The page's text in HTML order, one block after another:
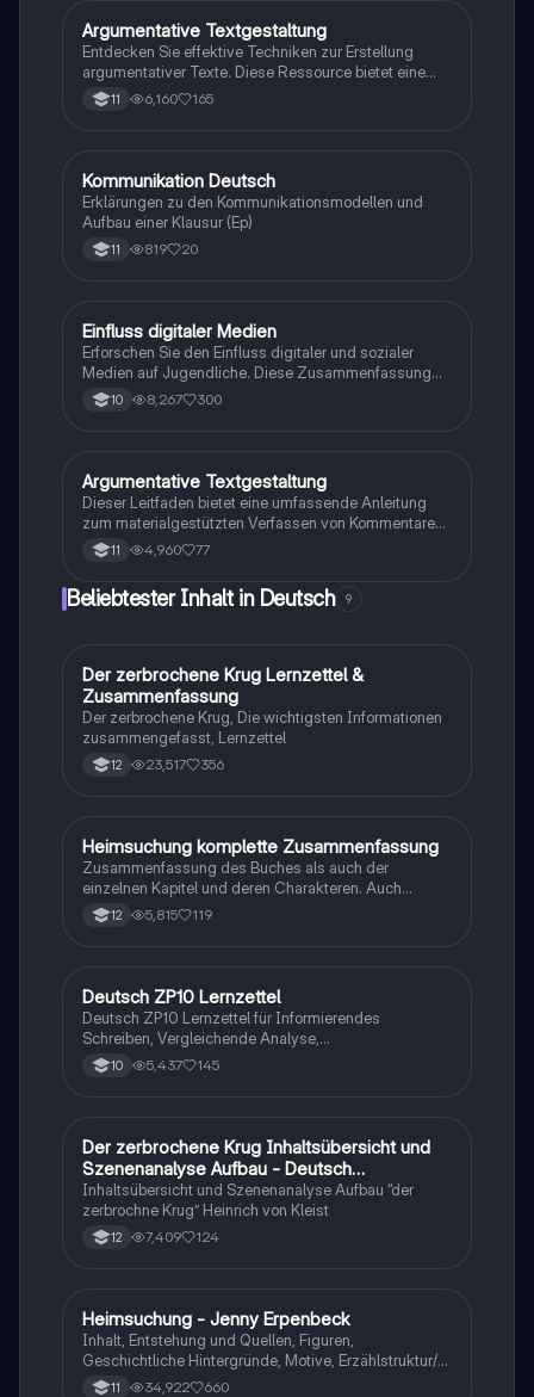
Abiturvorbereitung im Deutsch Leistungskurs.
Deutsch
Argumentative Textgestaltung
Entdecken Sie effektive Techniken zur Erstellung
argumentativer Texte. Diese Ressource bietet eine
umfassende Checkliste, Beispiele für
Argumentationen, Rede- und Kommentarstrukturen
die ihre Fähigkeiten im argumentativen Schreiben
verbessern möchten.
11 6,160 165
Deutsch
Kommunikation Deutsch
Erklärungen zu den Kommunikationsmodellen und
Aufbau einer Klausur (Ep)
11 819 20
Deutsch
Einfluss digitaler Medien
Erforschen Sie den Einfluss digitaler und sozialer
Medien auf Jugendliche. Diese Zusammenfassung
behandelt die Herausforderungen und Chancen, die
mit der Nutzung von sozialen Netzwerken verbunden
Schüler:innen, die sich mit den sozialen Aspekten der
digitalen Welt auseinandersetzen möchten.
10 8,267 300
Deutsch
Argumentative Textgestaltung
Dieser Leitfaden bietet eine umfassende Anleitung
zum materialgestützten Verfassen von Kommentaren.
Er behandelt die Struktur und
Argumentationstechniken, die notwendig sind, um
kritisch mit bereitgestellten Materialien umzugehen.
11 4,960 77
Beliebtester Inhalt in Deutsch 9
Deutsch
Der zerbrochene Krug Lernzettel &
Zusammenfassung
Der zerbrochene Krug, Die wichtigsten Informationen
zusammengefasst, Lernzettel
12 23,517 356
Deutsch
Heimsuchung komplette Zusammenfassung
Zusammenfassung des Buches als auch der
einzelnen Kapitel und deren Charakteren. Auch
tabellarisch. Im Unterricht ohne KI erstellt
12 5,815 119
Deutsch
Deutsch ZP10 Lernzettel
Deutsch ZP10 Lernzettel für Informierendes
Schreiben, Vergleichende Analyse,
Sachtexte/Roman/Gedicht..
10 5,437 145
Deutsch
Der zerbrochene Krug Inhaltsübersicht und
Szenenanalyse Aufbau - Deutsch
Q1/Q2/Abitur
Inhaltsübersicht und Szenenanalyse Aufbau “der
zerbrochne Krug” Heinrich von Kleist
12 7,409 124
Deutsch
Heimsuchung - Jenny Erpenbeck
Inhalt, Entstehung und Quellen, Figuren,
Geschichtliche Hintergründe, Motive, Erzählstruktur/-
stil 11 34,922 660